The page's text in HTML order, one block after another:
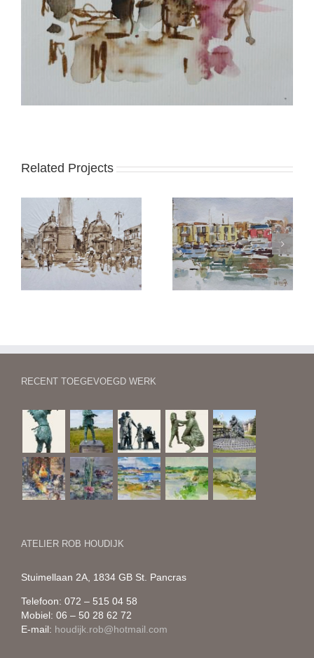
Related Projects
Rethymno (Kreta) 2 Rethymno (Kreta) 1
RECENT TOEGEVOEGD WERK
ATELIER ROB HOUDIJK
Stuimellaan 2A, 1834 GB St. Pancras
Telefoon: 072 – 515 04 58
Mobiel: 06 – 50 28 62 72
E-mail: houdijk.rob@hotmail.com